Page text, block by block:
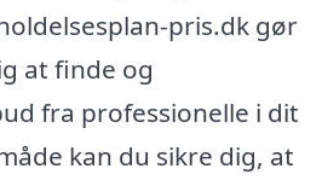
pris.dk gør
at finde og
fra professionelle i dit
kan du sikre dig, at